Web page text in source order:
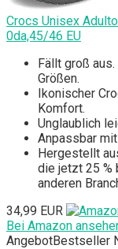
Crocs Unisex
0da,45/46 EU
Fällt groß
Größen.
Ikonischer
Komfort.
Unglaublich
Anpassbar
Hergestellt
die jetzt 25 %
anderen
34,99 EUR
Bei Amazon
AngebotBestseller